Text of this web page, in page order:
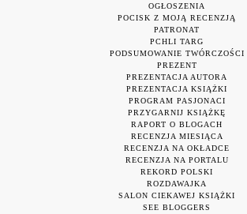
OGŁOSZENIA
POCISK Z MOJĄ RECENZJĄ
PATRONAT
PCHLI TARG
PODSUMOWANIE TWÓRCZOŚCI
PREZENT
PREZENTACJA AUTORA
PREZENTACJA KSIĄŻKI
PROGRAM PASJONACI
PRZYGARNIJ KSIĄŻKĘ
RAPORT O BLOGACH
RECENZJA MIESIĄCA
RECENZJA NA OKŁADCE
RECENZJA NA PORTALU
REKORD POLSKI
ROZDAWAJKA
SALON CIEKAWEJ KSIĄŻKI
SEE BLOGGERS